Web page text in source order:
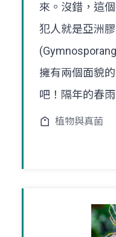
來。沒錯，這
犯人就是亞洲
擁有兩個面貌
吧！隔年的春
植物與真菌